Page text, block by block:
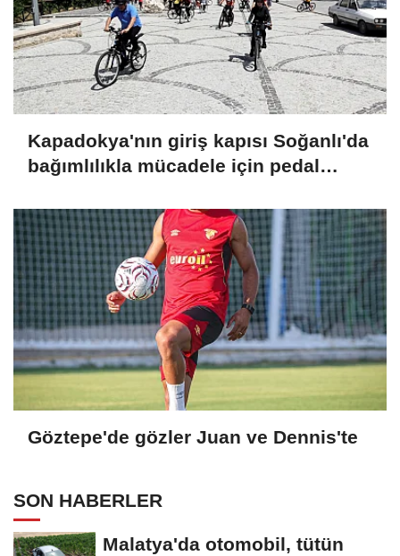
Kapadokya'nın giriş kapısı Soğanlı'da
bağımlılıkla mücadele için pedal
Göztepe'de gözler Juan ve Dennis'te
SON HABERLER
Malatya'da otomobil, tütün